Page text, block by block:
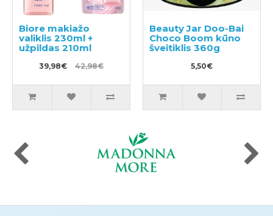
Biore makiažo
valiklis 230ml +
užpildas 210ml
39,98€ 42,98€
Beauty Jar Doo-Bai
Choco Boom kūno
šveitiklis 360g
5,50€